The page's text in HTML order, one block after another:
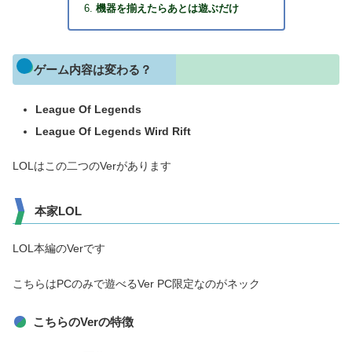
機器を揃えたらあとは遊ぶだけ
ゲーム内容は変わる？
League Of Legends
League Of Legends Wird Rift
LOLはこの二つのVerがあります
本家LOL
LOL本編のVerです
こちらはPCのみで遊べるVer PC限定なのがネック
こちらのVerの特徴